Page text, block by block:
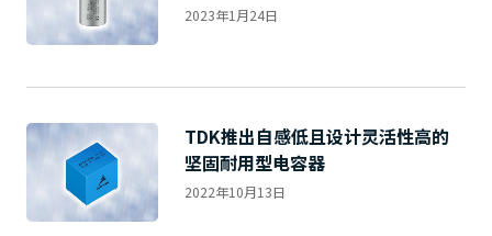
2023年1月24日
TDK推出自感低且设计灵活性高的
坚固耐用型电容器
2022年10月13日